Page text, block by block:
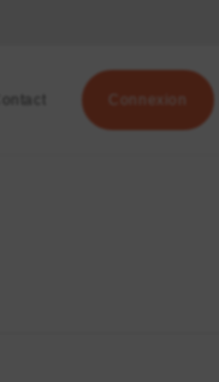
Contact Connexion